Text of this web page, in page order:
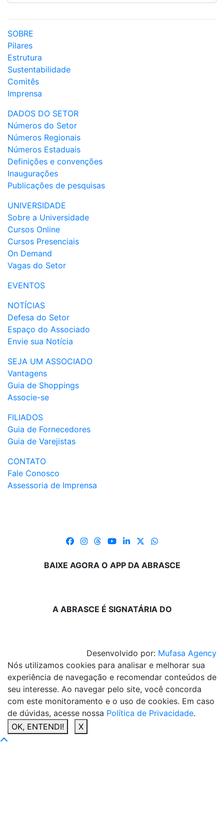
SOBRE
Pilares
Estrutura
Sustentabilidade
Comitês
Imprensa
DADOS DO SETOR
Números do Setor
Números Regionais
Números Estaduais
Definições e convenções
Inaugurações
Publicações de pesquisas
UNIVERSIDADE
Sobre a Universidade
Cursos Online
Cursos Presenciais
On Demand
Vagas do Setor
EVENTOS
NOTÍCIAS
Defesa do Setor
Espaço do Associado
Envie sua Notícia
SEJA UM ASSOCIADO
Vantagens
Guia de Shoppings
Associe-se
FILIADOS
Guia de Fornecedores
Guia de Varejistas
CONTATO
Fale Conosco
Assessoria de Imprensa
BAIXE AGORA O APP DA ABRASCE
A ABRASCE É SIGNATÁRIA DO
Desenvolvido por: Mufasa Agency
Nós utilizamos cookies para analisar e melhorar sua
experiência de navegação e recomendar conteúdos de
seu interesse. Ao navegar pelo site, você concorda
com este monitoramento e o uso de cookies. Em caso
de dúvidas, acesse nossa Política de Privacidade.
OK, ENTENDI!
X